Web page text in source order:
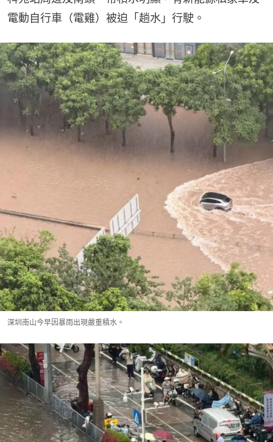
電動自行車（電雞）被迫「趟水」行駛。
深圳南山今早因暴雨出現嚴重積水。